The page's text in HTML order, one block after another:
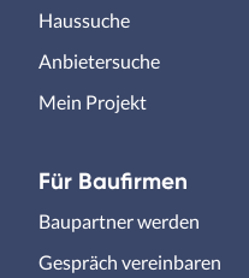
Haussuche
Anbietersuche
Mein Projekt
Für Baufirmen
Baupartner werden
Gespräch vereinbaren